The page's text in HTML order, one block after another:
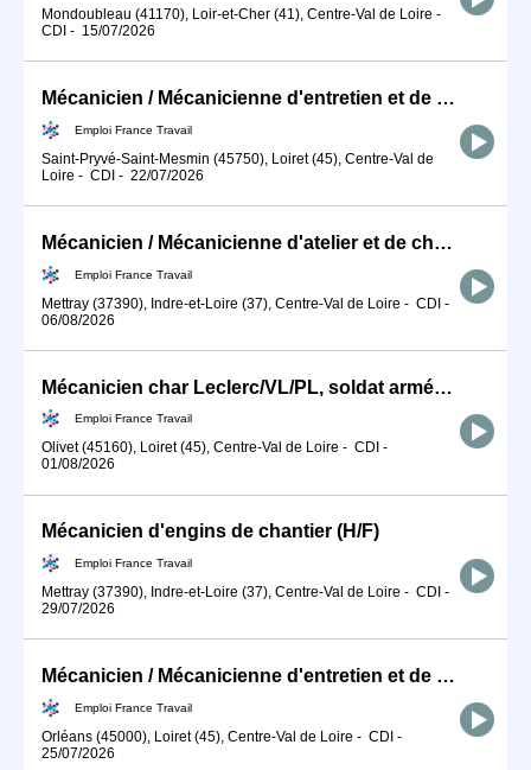
Mondoubleau (41170), Loir-et-Cher (41), Centre-Val de Loire -
CDI - 15/07/2026
Mécanicien / Mécanicienne d'entretien et de maintenance d'engins (H/F)
Emploi France Travail
Saint-Pryvé-Saint-Mesmin (45750), Loiret (45), Centre-Val de
Loire - CDI - 22/07/2026
Mécanicien / Mécanicienne d'atelier et de chantier en matériels d (H/F)
Emploi France Travail
Mettray (37390), Indre-et-Loire (37), Centre-Val de Loire - CDI -
06/08/2026
Mécanicien char Leclerc/VL/PL, soldat armée de terre (H/F)
Emploi France Travail
Olivet (45160), Loiret (45), Centre-Val de Loire - CDI -
01/08/2026
Mécanicien d'engins de chantier (H/F)
Emploi France Travail
Mettray (37390), Indre-et-Loire (37), Centre-Val de Loire - CDI -
29/07/2026
Mécanicien / Mécanicienne d'entretien et de maintenance d'engins (H/F)
Emploi France Travail
Orléans (45000), Loiret (45), Centre-Val de Loire - CDI -
25/07/2026